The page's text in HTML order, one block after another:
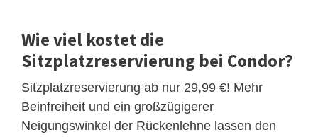
Wie viel kostet die
Sitzplatzreservierung bei Condor?
Sitzplatzreservierung ab nur 29,99 €! Mehr
Beinfreiheit und ein großzügigerer
Neigungswinkel der Rückenlehne lassen den